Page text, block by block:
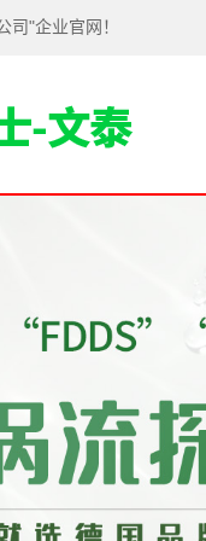
"企业官网！